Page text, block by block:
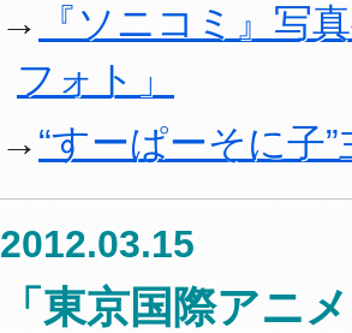
『ソニコミ』写
フォト」
“すーぱーそに子
2012.03.15
「東京国際アニ